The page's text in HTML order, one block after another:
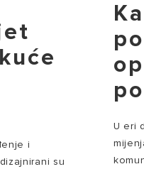
i
su
U eri